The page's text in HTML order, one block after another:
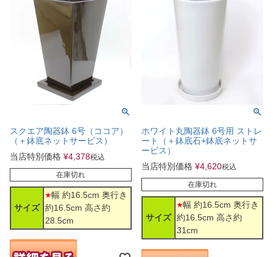
スクエア陶器鉢 6号（ココア）
（＋鉢底ネットサービス）
当店特別価格 ¥4,378税込
在庫切れ
サイズ
幅 約16.5cm 奥行き
約16.5cm 高さ約
28.5cm
ホワイト丸陶器鉢 6号用 ストレ
ート（＋鉢底石+鉢底ネットサ
ービス）
当店特別価格 ¥4,620税込
在庫切れ
サイズ
幅 約16.5cm 奥行き
約16.5cm 高さ約
31cm